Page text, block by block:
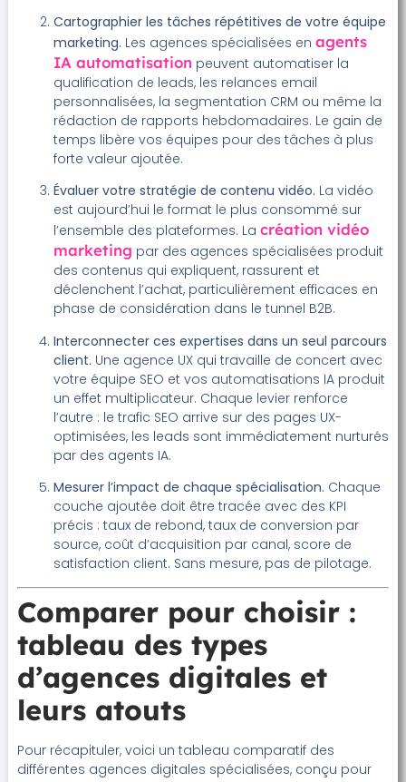
Cartographier les tâches répétitives de votre équipe
marketing. Les agences spécialisées en agents
IA automatisation peuvent automatiser la
qualification de leads, les relances email
personnalisées, la segmentation CRM ou même la
rédaction de rapports hebdomadaires. Le gain de
temps libère vos équipes pour des tâches à plus
forte valeur ajoutée.
Évaluer votre stratégie de contenu vidéo. La vidéo
est aujourd’hui le format le plus consommé sur
l’ensemble des plateformes. La création vidéo
marketing par des agences spécialisées produit
des contenus qui expliquent, rassurent et
déclenchent l’achat, particulièrement efficaces en
phase de considération dans le tunnel B2B.
Interconnecter ces expertises dans un seul parcours
client. Une agence UX qui travaille de concert avec
votre équipe SEO et vos automatisations IA produit
un effet multiplicateur. Chaque levier renforce
l’autre : le trafic SEO arrive sur des pages UX-
optimisées, les leads sont immédiatement nurturés
par des agents IA.
Mesurer l’impact de chaque spécialisation. Chaque
couche ajoutée doit être tracée avec des KPI
précis : taux de rebond, taux de conversion par
source, coût d’acquisition par canal, score de
satisfaction client. Sans mesure, pas de pilotage.
Comparer pour choisir :
tableau des types
d’agences digitales et
leurs atouts
Pour récapituler, voici un tableau comparatif des
différentes agences digitales spécialisées, conçu pour